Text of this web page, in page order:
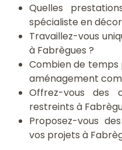
Quelles
spécialiste en
Travaillez-vous
à Fabrègues ?
Combien de
aménagement
Offrez-vous des
restreints à
Proposez-vous
vos projets à